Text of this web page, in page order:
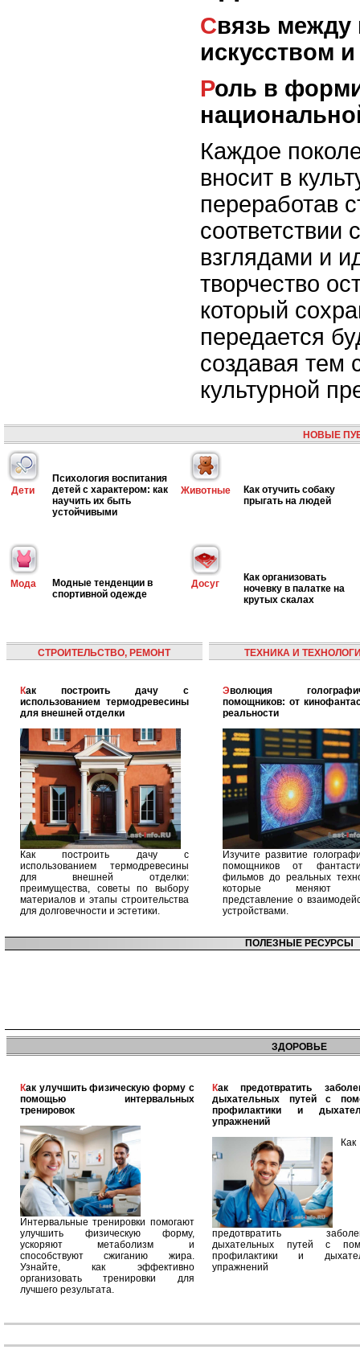
Связь между визуальным
искусством
Роль в формировании
Каждое
вносит в
переработав
взглядами и
творчество
который
передается
создавая тем
культурной
НОВЫЕ
Дети
Психология воспитания
детей с характером: как
научить их быть
устойчивыми
Животные
Как отучить собаку
прыгать на людей
Мода
Модные тенденции в
спортивной одежде
Досуг
Как организовать
ночевку в палатке на
крутых скалах
СТРОИТЕЛЬСТВО, РЕМОНТ
Как построить дачу с
использованием термодревесины
для внешней отделки
Как построить дачу с
использованием термодревесины
для внешней отделки:
преимущества, советы по выбору
материалов и этапы строительства
для долговечности и эстетики.
ТЕХНИКА И
Эволюция голографических
помощников: от
реальности
Изучите развитие
помощников от
фильмов до реальных
которые меняют
представление о
устройствами.
ПОЛЕЗНЫЕ РЕСУРСЫ
ЗДОРОВЬЕ
Как улучшить физическую форму с
помощью интервальных
тренировок
Интервальные тренировки помогают
улучшить физическую форму,
ускоряют метаболизм и
способствуют сжиганию жира.
Узнайте, как эффективно
организовать тренировки для
лучшего результата.
Как предотвратить заболевания
дыхательных путей с
профилактики и
упражнений
Как
предотвратить
дыхательных путей с
профилактики и
упражнений